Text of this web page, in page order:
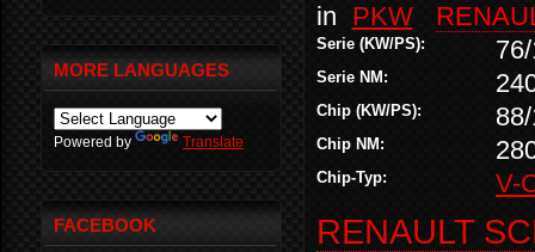
in PKW
Serie (KW/PS):
Serie NM:
Chip (KW/PS):
Chip NM:
Chip-Typ: V-
RENAULT
MORE LANGUAGES
Powered by Translate
FACEBOOK